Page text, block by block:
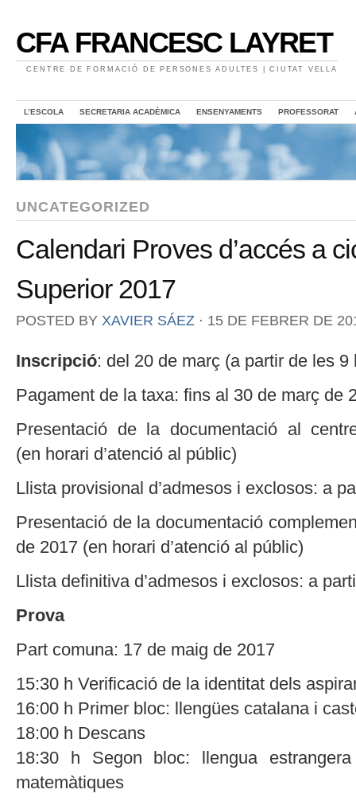
CFA FRANCESC LAYRET
CENTRE DE FORMACIÓ DE PERSONES ADULTES | CIUTAT VELLA
L’ESCOLA SECRETARIA ACADÈMICA ENSENYAMENTS PROFESSORAT
UNCATEGORIZED
Calendari Proves d’accés a
Superior 2017
POSTED BY XAVIER SÁEZ ⋅ 15 DE FEBRER DE
Inscripció: del 20 de març (a partir de les
Pagament de la taxa: fins al 30 de març de
Presentació de la documentació al
(en horari d’atenció al públic)
Llista provisional d’admesos i exclosos: a
Presentació de la documentació
de 2017 (en horari d’atenció al públic)
Llista definitiva d’admesos i exclosos: a
Prova
Part comuna: 17 de maig de 2017
15:30 h Verificació de la identitat dels
16:00 h Primer bloc: llengües catalana i
18:00 h Descans
18:30 h Segon bloc: llengua
matemàtiques